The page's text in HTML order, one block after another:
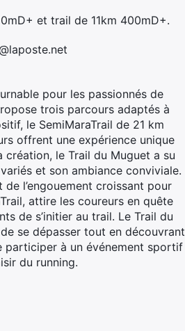
et trail de 11km 400mD+.
pour les passionnés de
trois parcours adaptés à
le SemiMaraTrail de 21 km
offrent une expérience unique
création, le Trail du Muguet a su
et son ambiance conviviale.
l’engouement croissant pour
attire les coureurs en quête
de s’initier au trail. Le Trail du
se dépasser tout en découvrant
participer à un événement sportif
du running.